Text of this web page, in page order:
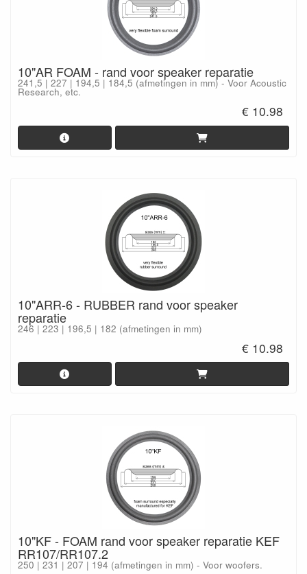
10"AR FOAM - rand voor speaker reparatie
241,5 | 227 | 194,5 | 184,5 (afmetingen in mm) - Voor Acoustic
Research, etc.
€ 10.98
10"ARR-6 - RUBBER rand voor speaker
reparatie
246 | 223 | 196,5 | 182 (afmetingen in mm)
€ 10.98
10"KF - FOAM rand voor speaker reparatie KEF
RR107/RR107.2
250 | 231 | 207 | 194 (afmetingen in mm) - Voor woofers.